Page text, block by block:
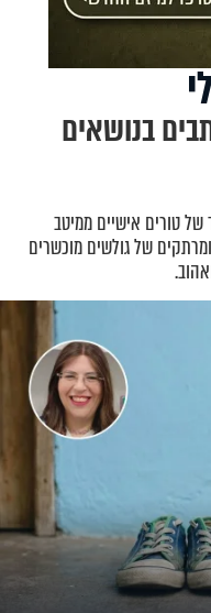
בנושאים
טורים אישיים ממיטב
של גולשים מוכשרים